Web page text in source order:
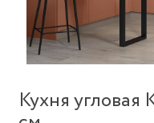
Кухня угловая